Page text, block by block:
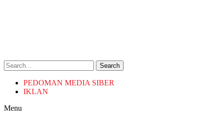
Search
PEDOMAN MEDIA SIBER
IKLAN
Menu